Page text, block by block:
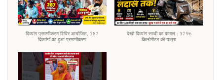
दिव्यांग प्रमाणीकरण शिविर आयोजित, 287
दिव्यांगों का हुआ प्रमाणीकरण
देखो दिव्यांग साथी का कमाल : 3796
किलोमीटर की यात्रा